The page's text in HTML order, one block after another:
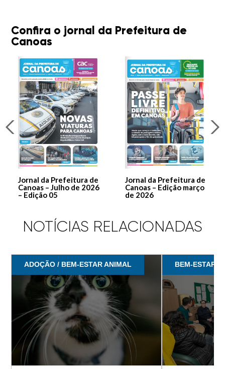
Confira o jornal da Prefeitura de
Canoas
Jornal da Prefeitura de
Canoas – Julho de 2026
– Edição 05
Jornal da Prefeitura de
Canoas – Edição março
de 2026
NOTÍCIAS RELACIONADAS
ADOÇÃO / BEM-ESTAR ANIMAL BEM-ESTAR